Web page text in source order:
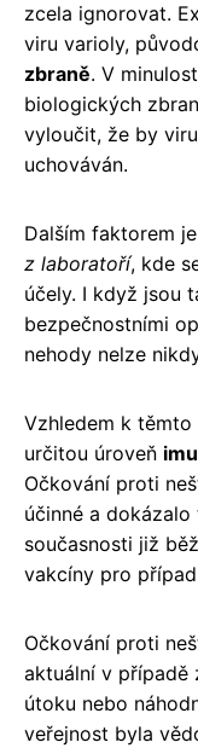
zcela ignorovat.
viru varioly,
zbraně. V
biologických
vyloučit, že by
uchováván.
Dalším faktorem
z laboratoří, kde
účely. I když jsou
bezpečnostními
nehody nelze
Vzhledem k
určitou úroveň
Očkování proti
účinné a
současnosti již
vakcíny pro
Očkování proti
aktuální v případě
útoku nebo
veřejnost byla